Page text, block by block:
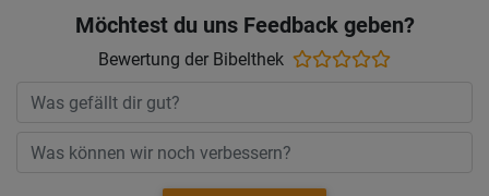
Möchtest du uns Feedback geben?
Bewertung der Bibelthek